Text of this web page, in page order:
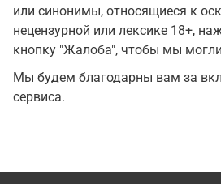
или синонимы, относящиеся к
нецензурной или лексике 18+,
кнопку "Жалоба", чтобы мы
Мы будем благодарны вам за
сервиса.